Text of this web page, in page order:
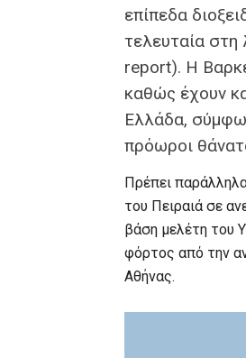
επίπεδα
τελευταία
report). Η
καθώς έχουν
Ελλάδα,
πρόωροι
Πρέπει
του Πειραιά σε
βάση μελέτη του
φόρτος από την
Αθήνας.